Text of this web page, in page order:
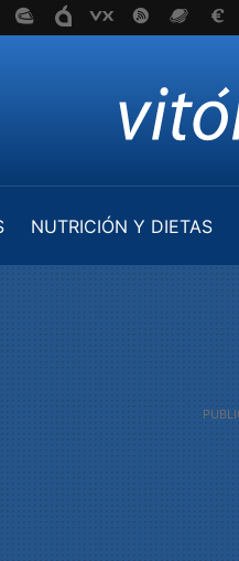
NUTRICIÓN Y DIETAS